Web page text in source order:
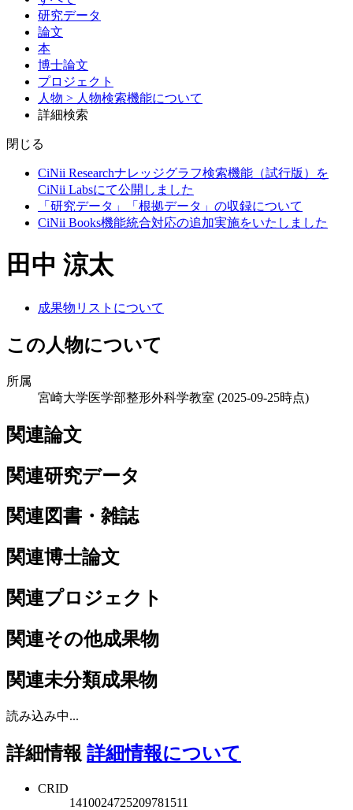
研究データ
論文
本
博士論文
プロジェクト
人物 > 人物検索機能について
詳細検索
閉じる
CiNii Researchナレッジグラフ検索機能（試行版）を
CiNii Labsにて公開しました
「研究データ」「根拠データ」の収録について
CiNii Books機能統合対応の追加実施をいたしました
田中 涼太
成果物リストについて
この人物について
所属
宮崎大学医学部整形外科学教室 (2025-09-25時点)
関連論文
関連研究データ
関連図書・雑誌
関連博士論文
関連プロジェクト
関連その他成果物
関連未分類成果物
読み込み中...
詳細情報 詳細情報について
CRID
1410024725209781511